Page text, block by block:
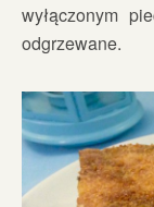
wyłączonym
odgrzewane.